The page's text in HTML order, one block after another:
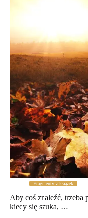
Fragmenty z książek
Aby coś znaleźć, trzeba
kiedy się szuka, …